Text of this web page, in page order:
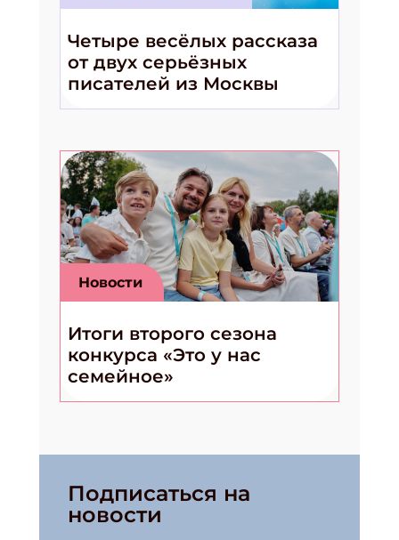
Четыре весёлых рассказа
от двух серьёзных
писателей из Москвы
Новости
Итоги второго сезона
конкурса «Это у нас
семейное»
Подписаться на
новости